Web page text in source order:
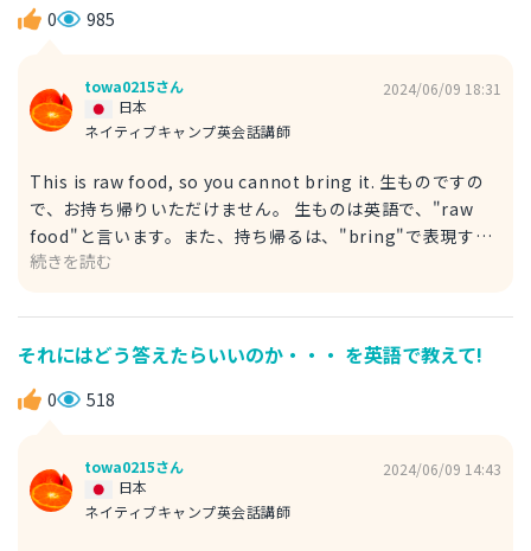
0 985
towa0215さん
ネイティブキャンプ英会話講師
日本
2024/06/09 18:31
This is raw food, so you cannot bring it. 生ものですの
で、お持ち帰りいただけません。 生ものは英語で、"raw
food"と言います。また、持ち帰るは、"bring"で表現する
とよいでしょう。 This is perishables , so you cannot
の表現で、生ものは、"perishables"という事もできます。
ちなみに、日本では食べ物の持ち帰りは許可されていないこ
とが多いのですが、海外では持ち帰りできるケースが多いで
す。私が働いていた、日本食レストランでは、普通にお客さ
続きを読む
それにはどう答えたらいいのか・・・ を英語で教えて!
0 518
towa0215さん
ネイティブキャンプ英会話講師
日本
2024/06/09 14:43